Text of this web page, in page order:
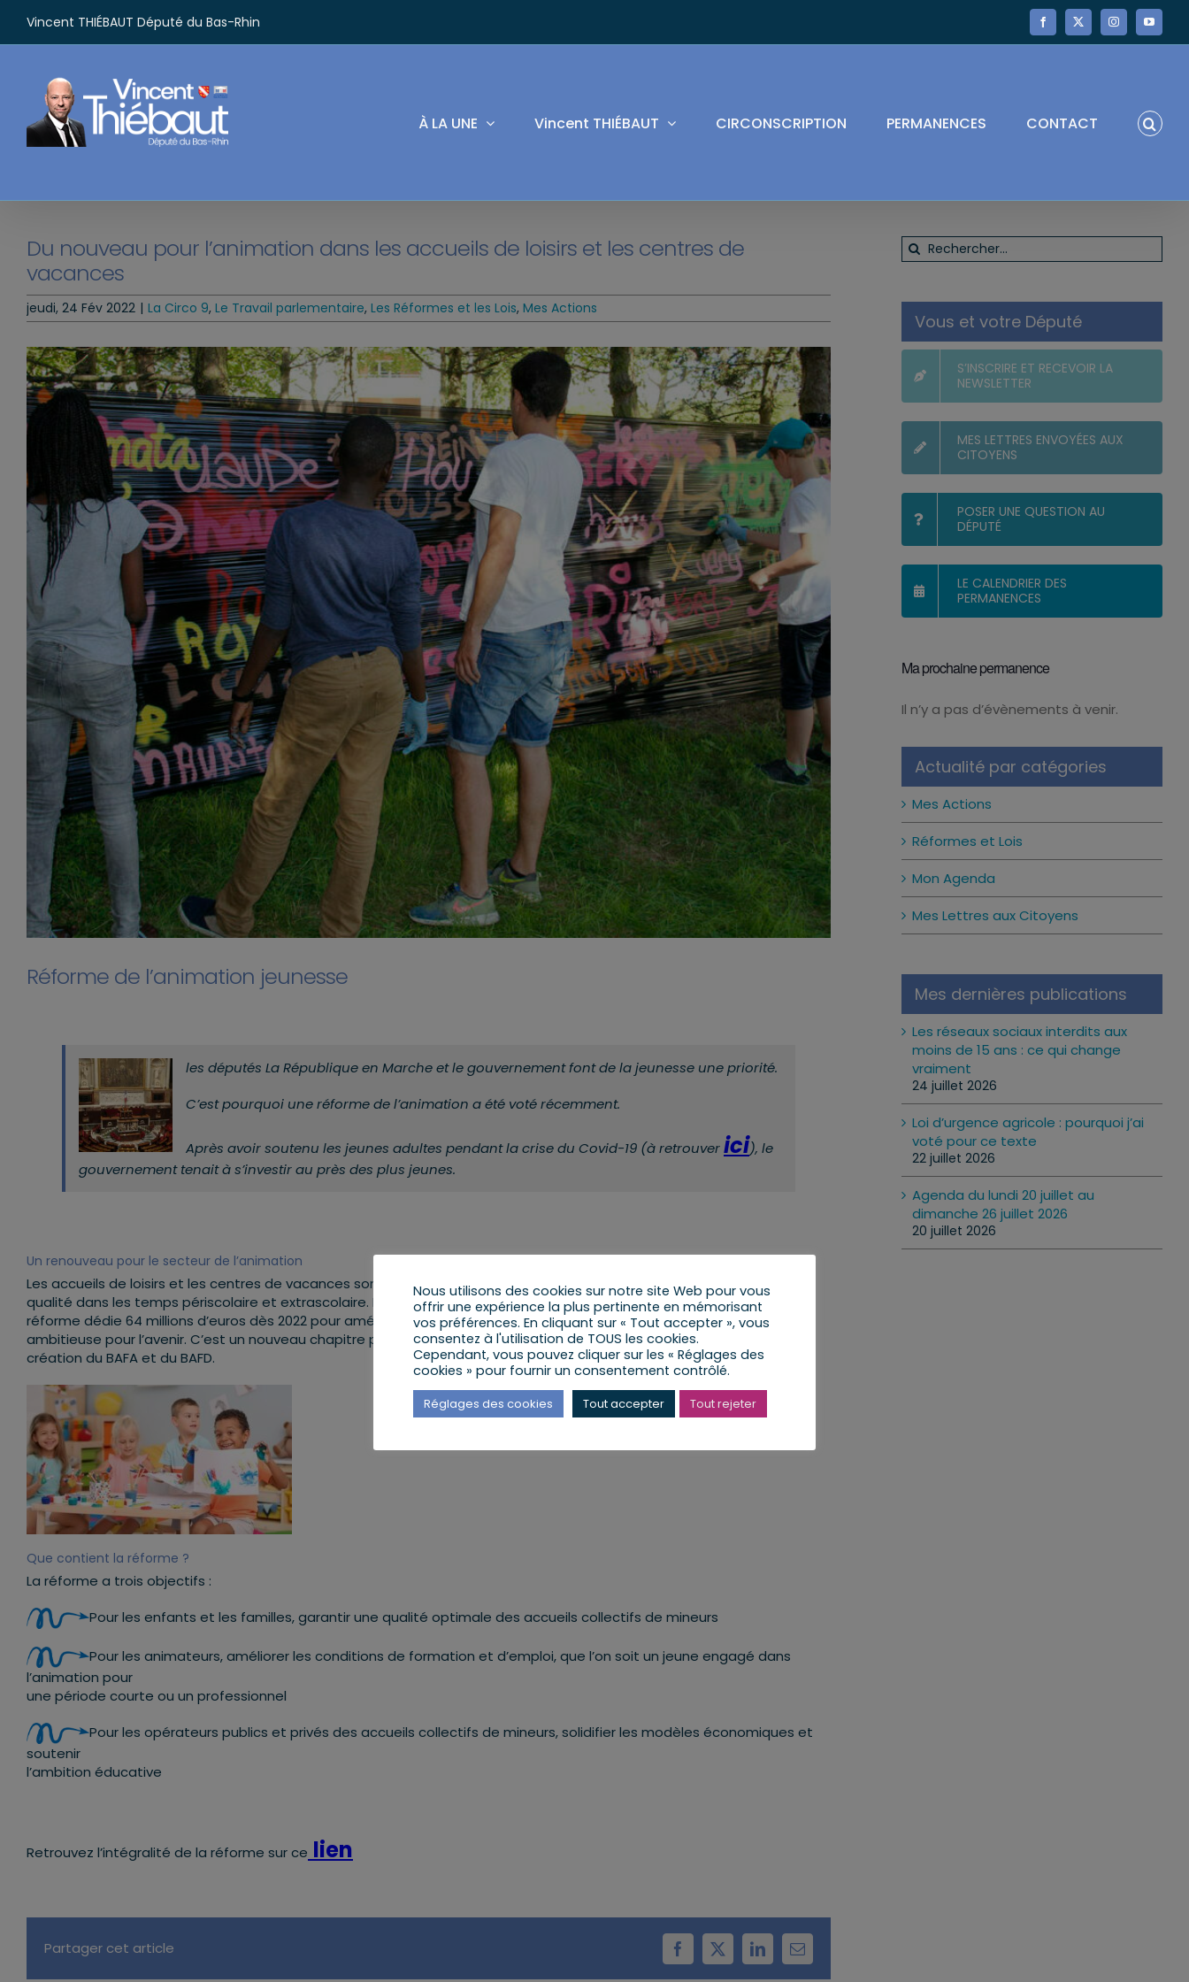
contenu
Vincent THIÉBAUT Député du Bas-Rhin Facebook
X InstagramYouTube
À LA UNE Vincent THIÉBAUT CIRCONSCRIPTION PERMANENCES CONTACT
Du nouveau pour l’animation dans les accueils de loisirs et les centres de
vacances
jeudi, 24 Fév 2022 | La Circo 9, Le Travail parlementaire, Les Réformes et les Lois, Mes Actions
Réforme de l’animation jeunesse
les députés La République en Marche et le gouvernement font de la jeunesse une priorité.
C’est pourquoi une réforme de l’animation a été voté récemment.
Après avoir soutenu les jeunes adultes pendant la crise du Covid-19 (à retrouverici), le
gouvernement tenait à s’investir au près des plus jeunes.
Un renouveau pour le secteur de l’animation
Les accueils de loisirs et les centres de vacances sont une promesse aux jeunes, et à leurs familles, d’un accueil de
qualité dans les temps périscolaire et extrascolaire. L’animation est un sujet fondamental de nos territoire. Cette
réforme dédie 64 millions d’euros dès 2022 pour améliorer l’animation et projette la création d’une feuille de route
ambitieuse pour l’avenir. C’est un nouveau chapitre pour l’animation comme celui qui s’ouvrait il y a 20 ans lors de la
création du BAFA et du BAFD.
Que contient la réforme ?
La réforme a trois objectifs :
Pour les enfants et les familles, garantir une qualité optimale des accueils collectifs de mineurs
Pour les animateurs, améliorer les conditions de formation et d’emploi, que l’on soit un jeune engagé dans
l’animation pour
une période courte ou un professionnel
Pour les opérateurs publics et privés des accueils collectifs de mineurs, solidifier les modèles économiques et
soutenir
l’ambition éducative
Retrouvez l’intégralité de la réforme sur ce lien
Partager cet article Facebook
X LinkedInEmail
Rechercher:
Vous et votre Député
S’INSCRIRE ET RECEVOIR LA
NEWSLETTER
MES LETTRES ENVOYÉES AUX
CITOYENS
POSER UNE QUESTION AU
DÉPUTÉ
LE CALENDRIER DES
PERMANENCES
Ma prochaine permanence
Notice
Il n’y a pas d’évènements à venir.
Actualité par catégories
Mes Actions
Réformes et Lois
Mon Agenda
Mes Lettres aux Citoyens
Mes dernières publications
Les réseaux sociaux interdits aux
moins de 15 ans : ce qui change
vraiment
24 juillet 2026
Loi d’urgence agricole : pourquoi j’ai
voté pour ce texte
22 juillet 2026
Agenda du lundi 20 juillet au
dimanche 26 juillet 2026
20 juillet 2026
Nous utilisons des cookies sur notre site Web pour vous
offrir une expérience la plus pertinente en mémorisant
vos préférences. En cliquant sur « Tout accepter », vous
consentez à l'utilisation de TOUS les cookies.
Cependant, vous pouvez cliquer sur les « Réglages des
cookies » pour fournir un consentement contrôlé.
Réglages des cookies Tout accepter Tout rejeter